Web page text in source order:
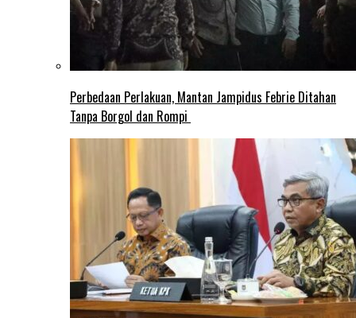
Perbedaan Perlakuan, Mantan Jampidus Febrie Ditahan
Tanpa Borgol dan Rompi